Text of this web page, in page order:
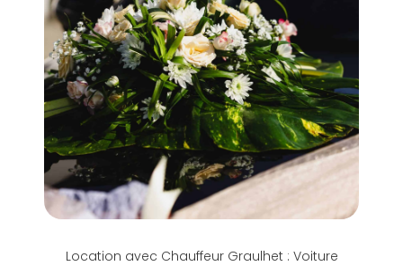
Location avec Chauffeur Graulhet : Voiture